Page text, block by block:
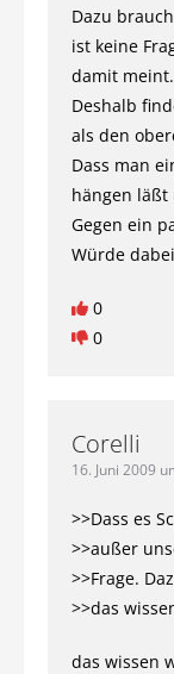
Dazu
ist keine
damit meint.
Deshalb
als den
Dass man
hängen
Gegen ein
Würde
0
0
Corelli
16. Juni 2009
>>Dass es
>>außer
>>Frage.
>>das
das wissen